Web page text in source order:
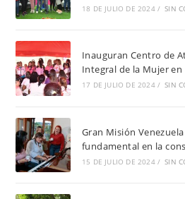
18 DE JULIO DE 2024 / SIN
Inauguran Centro de
Integral de la Mujer en
17 DE JULIO DE 2024 / SIN
Gran Misión
fundamental en la
15 DE JULIO DE 2024 / SIN